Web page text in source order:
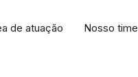
de atuação Nosso time